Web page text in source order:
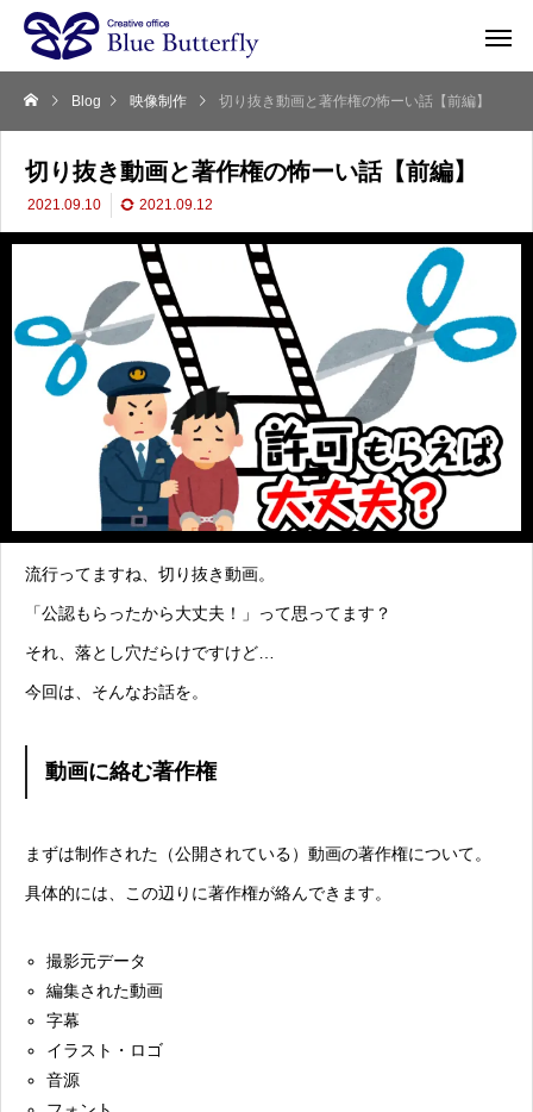
Blog 映像制作 切り抜き動画と著作権の怖ーい話【前編】
切り抜き動画と著作権の怖ーい話【前編】
2021.09.10 2021.09.12
流行ってますね、切り抜き動画。
「公認もらったから大丈夫！」って思ってます？
それ、落とし穴だらけですけど…
今回は、そんなお話を。
動画に絡む著作権
まずは制作された（公開されている）動画の著作権について。
具体的には、この辺りに著作権が絡んできます。
撮影元データ
編集された動画
字幕
イラスト・ロゴ
音源